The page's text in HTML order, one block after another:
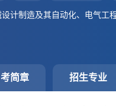
计制造及其自动化、电气工
考简章 招生专业